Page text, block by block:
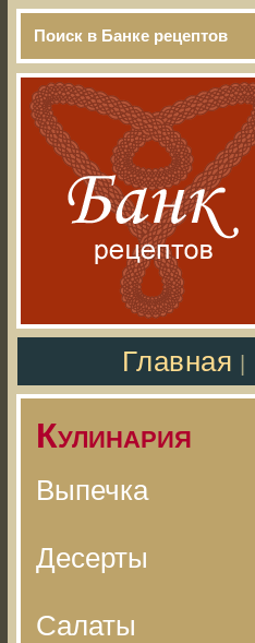
Поиск в Банке рецептов
Главная
Кулинария
Выпечка
Десерты
Салаты